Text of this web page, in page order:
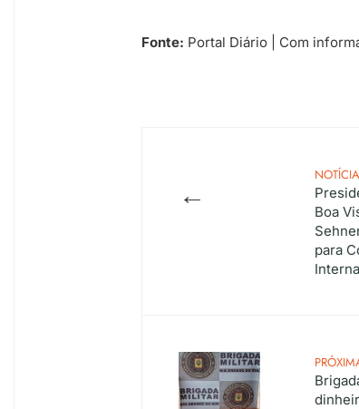
Fonte: Portal Diário | Com
←
Boa
para